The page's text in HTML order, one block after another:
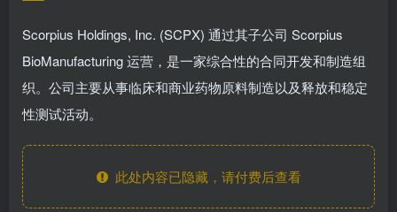
Scorpius Holdings, Inc. (SCPX) 通过其子公司 Scorpius
BioManufacturing 运营，是一家综合性的合同开发和制造组
织。公司主要从事临床和商业药物原料制造以及释放和稳定
性测试活动。
此处内容已隐藏，请付费后查看